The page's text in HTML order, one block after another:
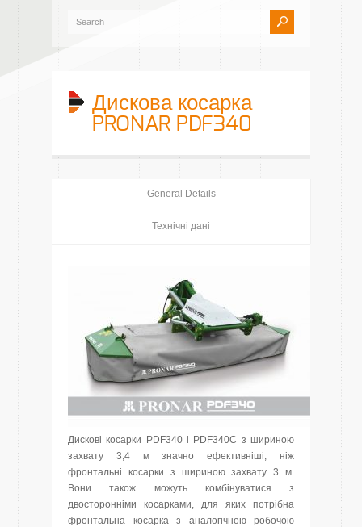
Дискова косарка
PRONAR PDF340
General Details
Технічні дані
Дискові косарки PDF340 і PDF340C з шириною
захвату 3,4 м значно ефективніші, ніж
фронтальні косарки з шириною захвату 3 м.
Вони також можуть комбінуватися з
двосторонніми косарками, для яких потрібна
фронтальна косарка з аналогічною робочою